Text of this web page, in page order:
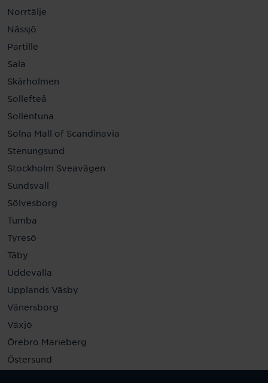
Norrtälje
Nässjö
Partille
Sala
Skärholmen
Sollefteå
Sollentuna
Solna Mall of Scandinavia
Stenungsund
Stockholm Sveavägen
Sundsvall
Sölvesborg
Tumba
Tyresö
Täby
Uddevalla
Upplands Väsby
Vänersborg
Växjö
Örebro Marieberg
Östersund